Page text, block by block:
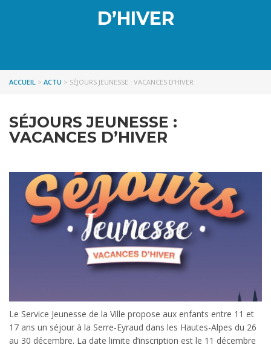
D’HIVER
ACCUEIL > ACTU > SÉJOURS JEUNESSE : VACANCES D’HIVER
SÉJOURS JEUNESSE :
VACANCES D’HIVER
Le Service Jeunesse de la Ville propose aux enfants entre 11 et
17 ans un séjour à la Serre-Eyraud dans les Hautes-Alpes du 26
au 30 décembre. La date limite d’inscription est le 11 décembre